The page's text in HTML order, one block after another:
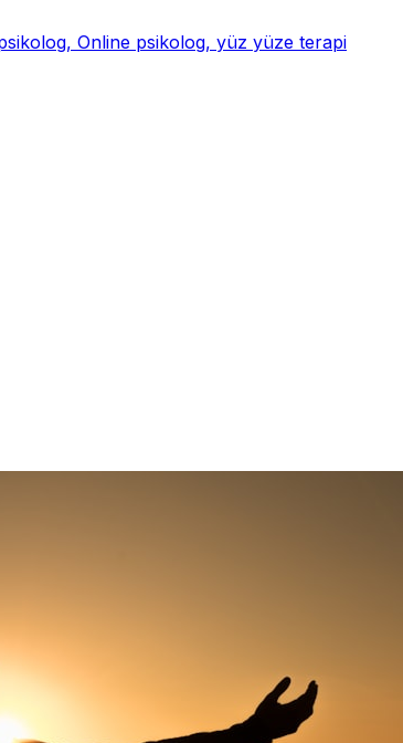
Online psikolog, yüz yüze terapi